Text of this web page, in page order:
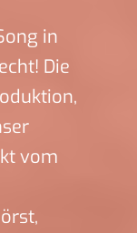
in
Die
vom